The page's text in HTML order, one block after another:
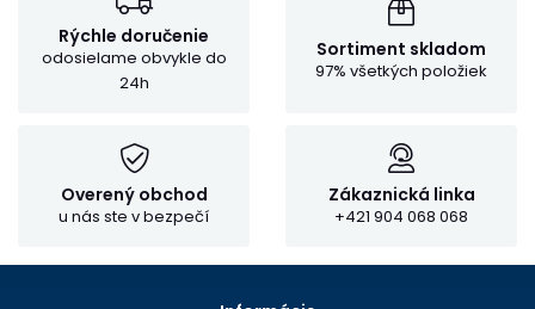
Rýchle doručenie
odosielame obvykle do
24h
Sortiment skladom
97% všetkých položiek
Overený obchod
u nás ste v bezpečí
Zákaznická linka
+421 904 068 068